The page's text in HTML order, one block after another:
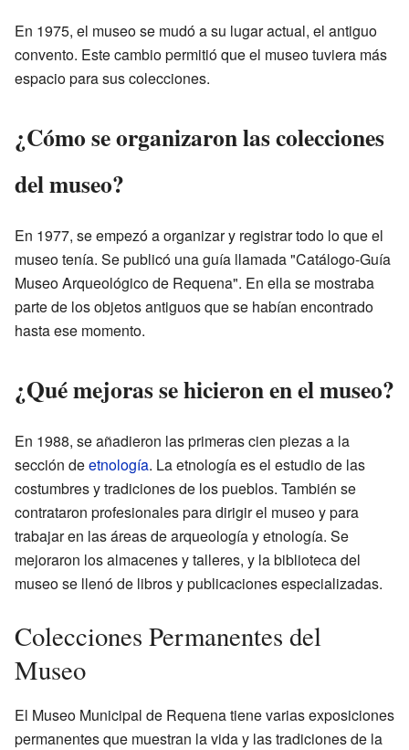
En 1975, el museo se mudó a su lugar actual, el antiguo
convento. Este cambio permitió que el museo tuviera más
espacio para sus colecciones.
¿Cómo se organizaron las colecciones
del museo?
En 1977, se empezó a organizar y registrar todo lo que el
museo tenía. Se publicó una guía llamada "Catálogo-Guía
Museo Arqueológico de Requena". En ella se mostraba
parte de los objetos antiguos que se habían encontrado
hasta ese momento.
¿Qué mejoras se hicieron en el museo?
En 1988, se añadieron las primeras cien piezas a la
sección deetnología. La etnología es el estudio de las
costumbres y tradiciones de los pueblos. También se
contrataron profesionales para dirigir el museo y para
trabajar en las áreas de arqueología y etnología. Se
mejoraron los almacenes y talleres, y la biblioteca del
museo se llenó de libros y publicaciones especializadas.
Colecciones Permanentes del
Museo
El Museo Municipal de Requena tiene varias exposiciones
permanentes que muestran la vida y las tradiciones de la